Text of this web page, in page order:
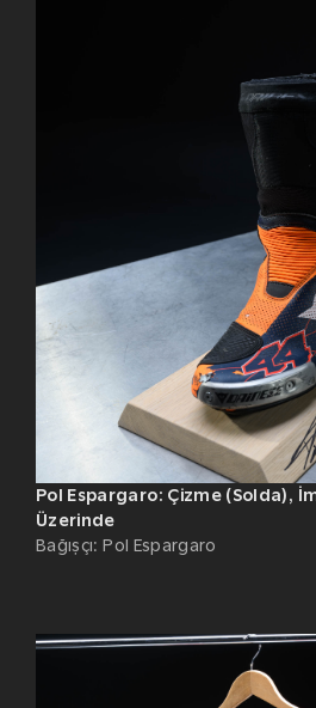
Pol Espargaro: Çizme (Solda),
Üzerinde
Bağışçı:Pol Espargaro